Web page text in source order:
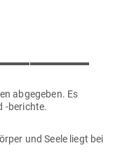
▬▬▬▬▬▬▬▬▬
abge­geben. Es
‑berichte.
und Seele liegt bei